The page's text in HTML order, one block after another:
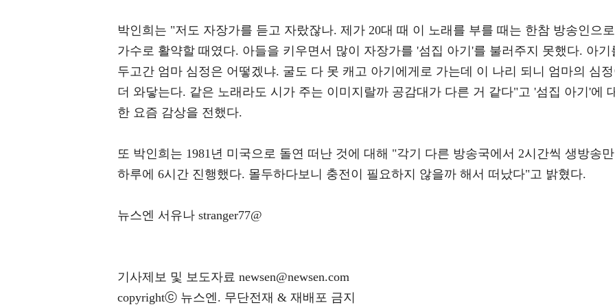
박인희는 "저도 자장가를 듣고 자랐잖나. 제가 20대 때 이 노래를 부를 때는 한참 방송인으로
가수로 활약할 때였다. 아들을 키우면서 많이 자장가를 '섬집 아기'를 불러주지 못했다. 아기
두고간 엄마 심정은 어떻겠냐. 굴도 다 못 캐고 아기에게로 가는데 이 나리 되니 엄마의 심정
더 와닿는다. 같은 노래라도 시가 주는 이미지랄까 공감대가 다른 거 같다"고 '섬집 아기'에
한 요즘 감상을 전했다.
또 박인희는 1981년 미국으로 돌연 떠난 것에 대해 "각기 다른 방송국에서 2시간씩 생방송만
하루에 6시간 진행했다. 몰두하다보니 충전이 필요하지 않을까 해서 떠났다"고 밝혔다.
뉴스엔 서유나 stranger77@
기사제보 및 보도자료 newsen@newsen.com
copyrightⓒ 뉴스엔. 무단전재 & 재배포 금지